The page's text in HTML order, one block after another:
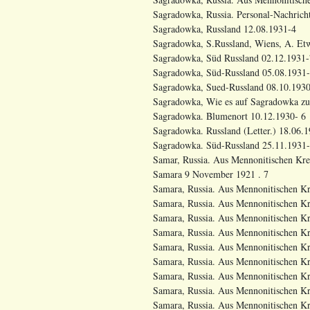
Sagradowka, Russia. Personal-
Sagradowka, Russland 12.08.1931-4
Sagradowka, S.Russland, Wiens, A.
Sagradowka, Süd Russland
Sagradowka, Süd-Russland
Sagradowka, Sued-Russland
Sagradowka, Wie es auf Sagradowka
Sagradowka. Blumenort 10.12.1930- 6
Sagradowka. Russland (Letter.)
Sagradowka. Süd-Russland
Samar, Russia. Aus Mennonitischen
Samara 9 November 1921 . 7
Samara, Russia. Aus Mennonitischen
Samara, Russia. Aus Mennonitischen
Samara, Russia. Aus Mennonitischen
Samara, Russia. Aus Mennonitischen
Samara, Russia. Aus Mennonitischen
Samara, Russia. Aus Mennonitischen
Samara, Russia. Aus Mennonitischen
Samara, Russia. Aus Mennonitischen
Samara, Russia. Aus Mennonitischen